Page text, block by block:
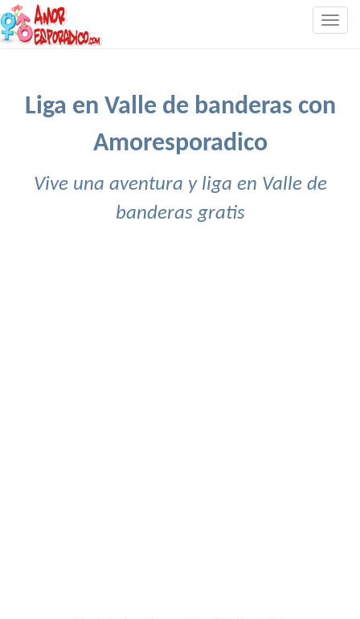
Liga en Valle de banderas con
Amoresporadico
Vive una aventura y liga en Valle de
banderas gratis